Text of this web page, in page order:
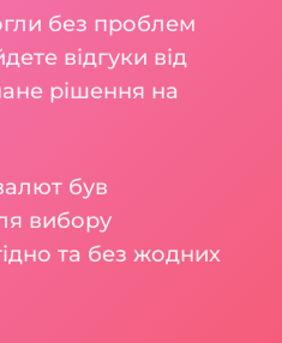
без проблем
відгуки від
рішення на
був
вибору
та без жодних